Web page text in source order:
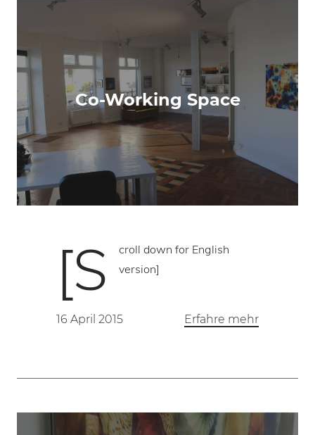
Co-Working Space
[S
croll down for English
version]
16 April 2015 Erfahre mehr